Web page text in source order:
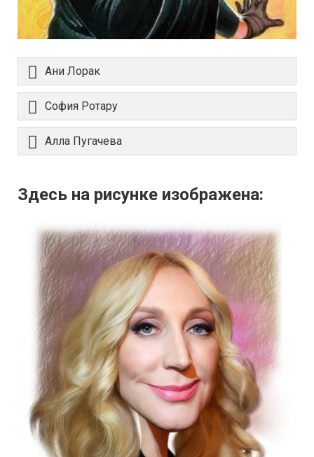
Ани Лорак
София Ротару
Алла Пугачева
Здесь на рисунке изображена: